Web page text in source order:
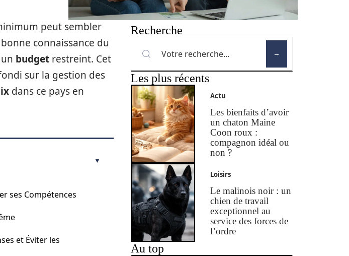
peut sembler
connaissance du
budget restreint. Cet
sur la gestion des
dans ce pays en
ses Compétences
et Éviter les
Recherche
Les plus récents
Actu
Les bienfaits d’avoir
un chaton Maine
Coon roux :
compagnon idéal ou
non ?
Loisirs
Le malinois noir : un
chien de travail
exceptionnel au
service des forces de
l’ordre
Au top